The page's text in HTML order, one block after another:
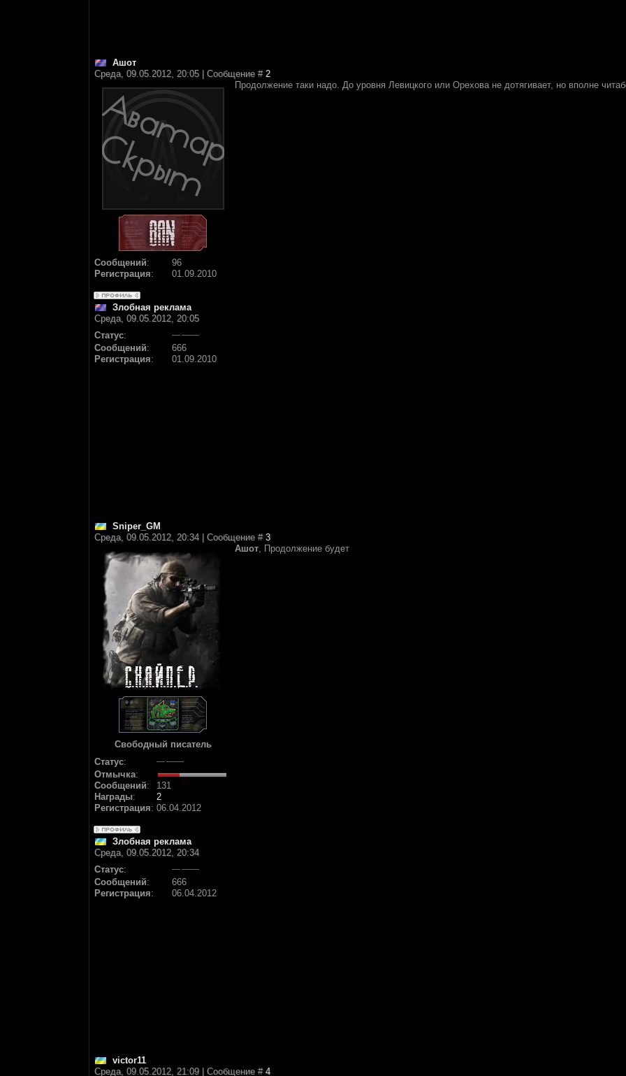
Ашот
Среда, 09.05.2012, 20:05 | Сообщение # 2
Сообщений:
96
Регистрация: 01.09.2010
Продолжение таки надо. До уровня Левицкого или Орехова не дотягивает, но вполне
Злобная реклама
Среда, 09.05.2012, 20:05
Статус:
Сообщений:
666
Регистрация: 01.09.2010
Sniper_GM
Среда, 09.05.2012, 20:34 | Сообщение # 3
Свободный писатель
Статус:
Отмычка:
Сообщений:
131
Награды:
2
Регистрация: 06.04.2012
Ашот, Продолжение будет
Злобная реклама
Среда, 09.05.2012, 20:34
Статус:
Сообщений:
666
Регистрация: 06.04.2012
victor11
Среда, 09.05.2012, 21:09 | Сообщение # 4